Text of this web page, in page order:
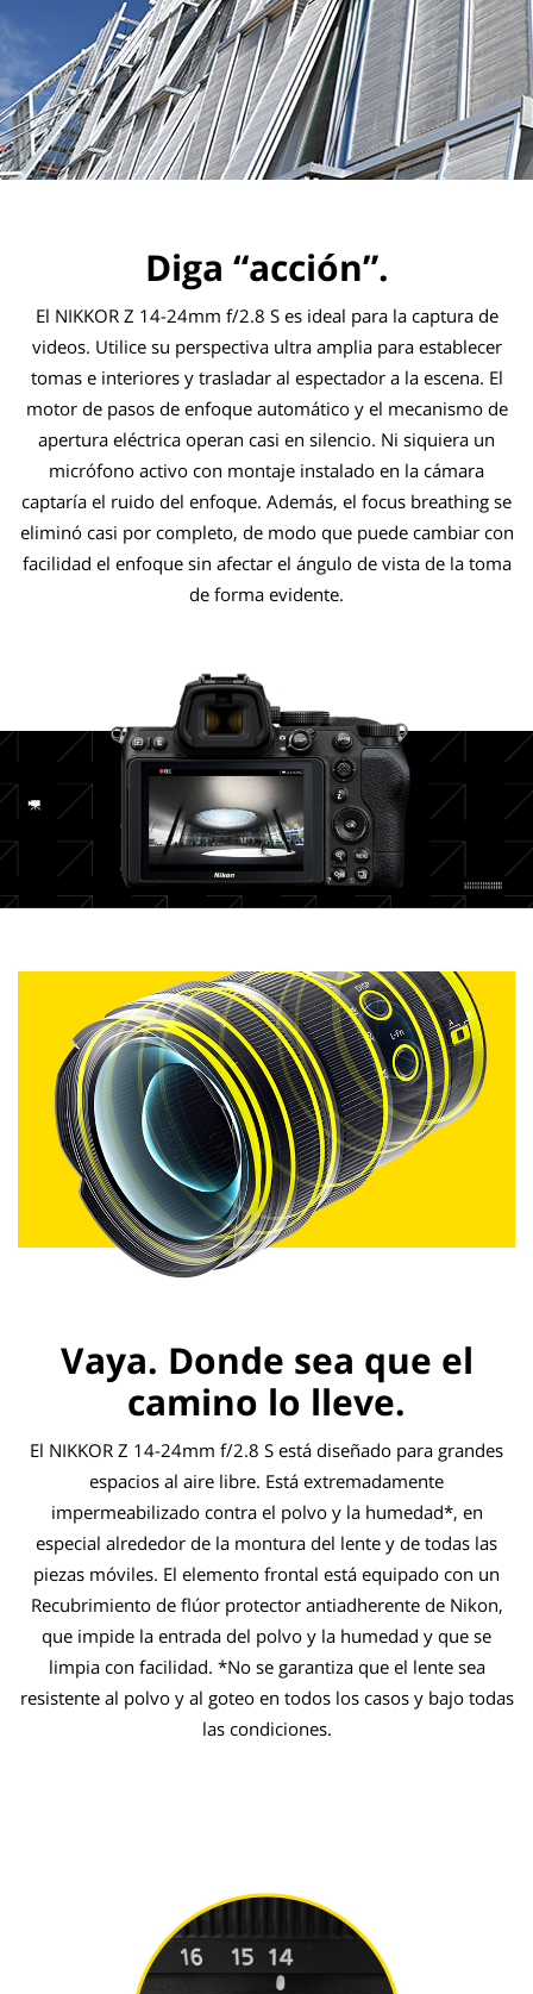
Diga “acción”.
El NIKKOR Z 14-24mm f/2.8 S es ideal para la captura de
videos. Utilice su perspectiva ultra amplia para establecer
tomas e interiores y trasladar al espectador a la escena. El
motor de pasos de enfoque automático y el mecanismo de
apertura eléctrica operan casi en silencio. Ni siquiera un
micrófono activo con montaje instalado en la cámara
captaría el ruido del enfoque. Además, el focus breathing se
eliminó casi por completo, de modo que puede cambiar con
facilidad el enfoque sin afectar el ángulo de vista de la toma
de forma evidente.
Vaya. Donde sea que el
camino lo lleve.
El NIKKOR Z 14-24mm f/2.8 S está diseñado para grandes
espacios al aire libre. Está extremadamente
impermeabilizado contra el polvo y la humedad*, en
especial alrededor de la montura del lente y de todas las
piezas móviles. El elemento frontal está equipado con un
Recubrimiento de flúor protector antiadherente de Nikon,
que impide la entrada del polvo y la humedad y que se
limpia con facilidad. *No se garantiza que el lente sea
resistente al polvo y al goteo en todos los casos y bajo todas
las condiciones.